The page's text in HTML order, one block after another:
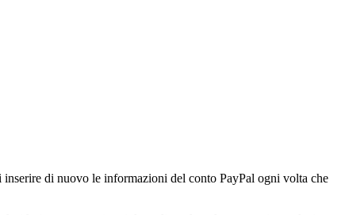
di nuovo le informazioni del conto PayPal ogni volta che